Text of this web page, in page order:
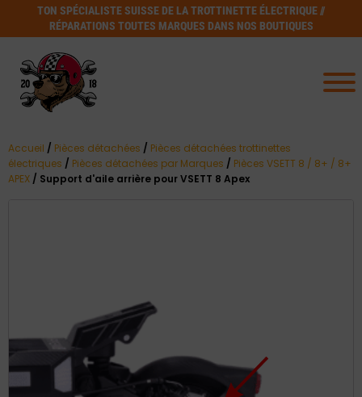
TON SPÉCIALISTE SUISSE DE LA TROTTINETTE ÉLECTRIQUE //
RÉPARATIONS TOUTES MARQUES DANS NOS BOUTIQUES
Accueil / Pièces détachées / Pièces détachées trottinettes
électriques / Pièces détachées par Marques / Pièces VSETT 8 / 8+ / 8+
APEX / Support d'aile arrière pour VSETT 8 Apex